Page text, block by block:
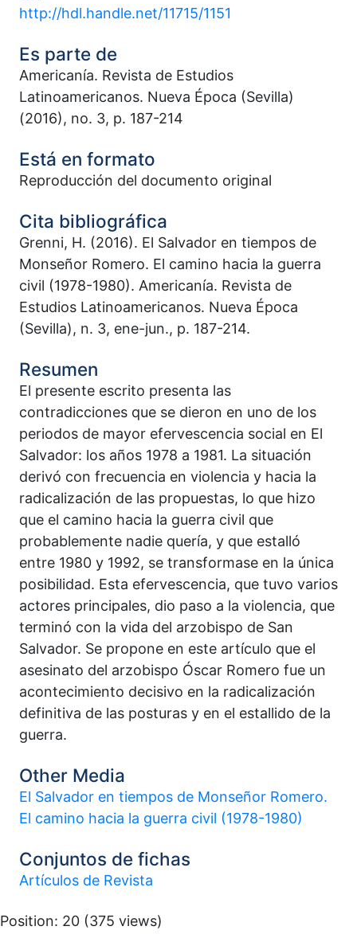
http://hdl.handle.net/11715/1151
Es parte de
Americanía. Revista de Estudios
Latinoamericanos. Nueva Época (Sevilla)
(2016), no. 3, p. 187-214
Está en formato
Reproducción del documento original
Cita bibliográfica
Grenni, H. (2016). El Salvador en tiempos de
Monseñor Romero. El camino hacia la guerra
civil (1978-1980). Americanía. Revista de
Estudios Latinoamericanos. Nueva Época
(Sevilla), n. 3, ene-jun., p. 187-214.
Resumen
El presente escrito presenta las
contradicciones que se dieron en uno de los
periodos de mayor efervescencia social en El
Salvador: los años 1978 a 1981. La situación
derivó con frecuencia en violencia y hacia la
radicalización de las propuestas, lo que hizo
que el camino hacia la guerra civil que
probablemente nadie quería, y que estalló
entre 1980 y 1992, se transformase en la única
posibilidad. Esta efervescencia, que tuvo varios
actores principales, dio paso a la violencia, que
terminó con la vida del arzobispo de San
Salvador. Se propone en este artículo que el
asesinato del arzobispo Óscar Romero fue un
acontecimiento decisivo en la radicalización
definitiva de las posturas y en el estallido de la
guerra.
Other Media
El Salvador en tiempos de Monseñor Romero.
El camino hacia la guerra civil (1978-1980)
Conjuntos de fichas
Artículos de Revista
Position: 20 (375 views)